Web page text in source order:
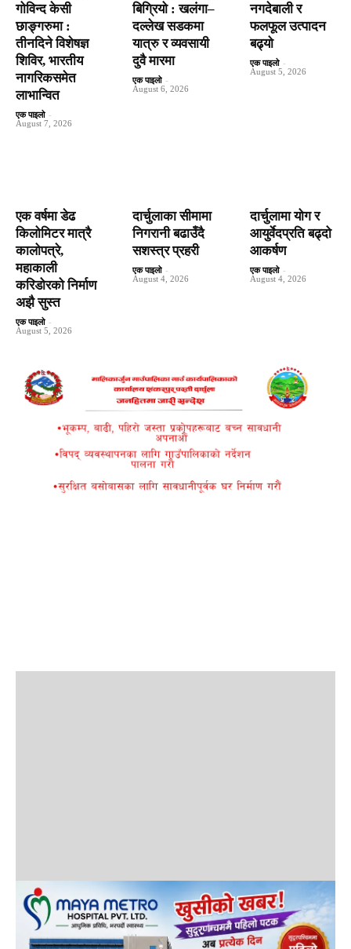
गोविन्द केसी
छाङ्गरुमा :
तीनदिने विशेषज्ञ
शिविर, भारतीय
नागरिकसमेत
लाभान्वित
एक पाइलो -
August 7, 2026
बिग्रियो : खलंगा–
दल्लेख सडकमा
यात्रु र व्यवसायी
दुवै मारमा
एक पाइलो -
August 6, 2026
नगदेबाली र
फलफूल उत्पादन
बढ्यो
एक पाइलो -
August 5, 2026
एक वर्षमा डेढ
किलोमिटर मात्रै
कालोपत्रे,
महाकाली
करिडोरको निर्माण
अझै सुस्त
एक पाइलो -
August 5, 2026
दार्चुलाका सीमामा
निगरानी बढाउँदै
सशस्त्र प्रहरी
एक पाइलो -
August 4, 2026
दार्चुलामा योग र
आयुर्वेदप्रति बढ्दो
आकर्षण
एक पाइलो -
August 4, 2026